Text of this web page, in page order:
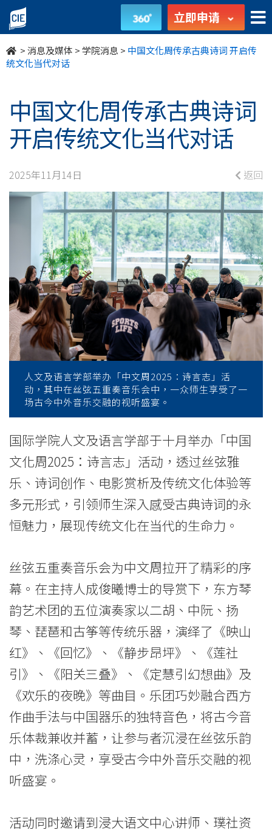
中
国
文
周
传
承
古
典
词
开
启
传
化
当
代
对
话
学
院
消
息
国
际
学
立即申请
>消息及媒体 >学院消息 > 中国文化周传承古典诗词 开启传
统文化当代对话
中国文化周传承古典诗词
开启传统文化当代对话
2025年11月14日 返回
人文及语言学部举办「中文周2025：诗言志」活
动，其中在丝弦五重奏音乐会中，一众师生享受了一
场古今中外音乐交融的视听盛宴。
国际学院人文及语言学部于十月举办「中国
文化周2025：诗言志」活动，透过丝弦雅
乐、诗词创作、电影赏析及传统文化体验等
多元形式，引领师生深入感受古典诗词的永
恒魅力，展现传统文化在当代的生命力。
丝弦五重奏音乐会为中文周拉开了精彩的序
幕。在主持人成俊曦博士的导赏下，东方琴
韵艺术团的五位演奏家以二胡、中阮、扬
琴、琵琶和古筝等传统乐器，演绎了《映山
红》、《回忆》、《静步昂坪》、《莲社
引》、《阳关三叠》、《定慧引幻想曲》及
《欢乐的夜晚》等曲目。乐团巧妙融合西方
作曲手法与中国器乐的独特音色，将古今音
乐体裁兼收并蓄，让参与者沉浸在丝弦乐韵
中，洗涤心灵，享受古今中外音乐交融的视
听盛宴。
活动同时邀请到浸大语文中心讲师、璞社资